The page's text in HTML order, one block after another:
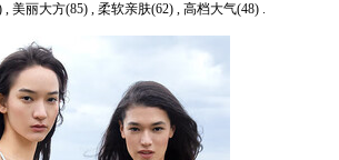
美丽大方(85) , 柔软亲肤(62) , 高档大气(48) .